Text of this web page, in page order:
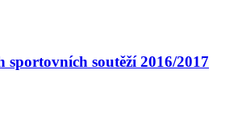
sportovních soutěží 2016/2017